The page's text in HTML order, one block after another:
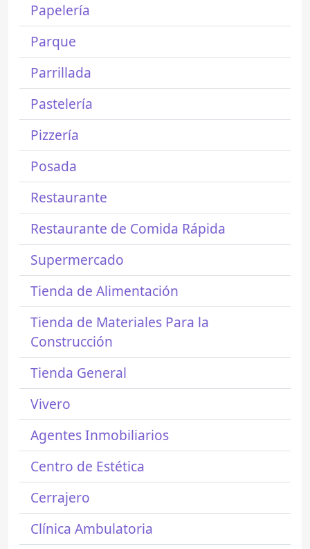
Papelería
Parque
Parrillada
Pastelería
Pizzería
Posada
Restaurante
Restaurante de Comida Rápida
Supermercado
Tienda de Alimentación
Tienda de Materiales Para la
Construcción
Tienda General
Vivero
Agentes Inmobiliarios
Centro de Estética
Cerrajero
Clínica Ambulatoria